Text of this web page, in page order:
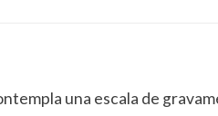
una escala de